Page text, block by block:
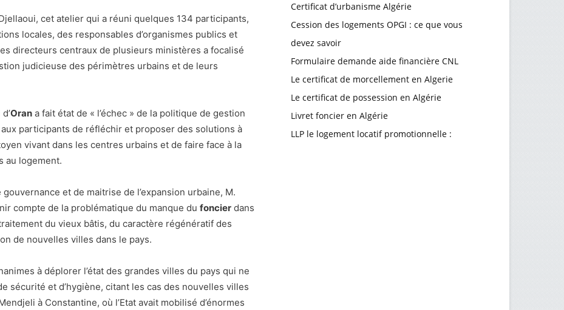
cet atelier qui a réuni quelques 134 participants,
locales, des responsables d’organismes publics et
directeurs centraux de plusieurs ministères a focalisé
judicieuse des périmètres urbains et de leurs
Oran a fait état de « l’échec » de la politique de gestion
participants de réfléchir et proposer des solutions à
vivant dans les centres urbains et de faire face à la
au logement.
et de maitrise de l’expansion urbaine, M.
compte de la problématique du manque du foncier dans
du vieux bâtis, du caractère régénératif des
de nouvelles villes dans le pays.
à déplorer l’état des grandes villes du pays qui ne
sécurité et d’hygiène, citant les cas des nouvelles villes
à Constantine, où l’Etat avait mobilisé d’énormes
Certificat d’urbanisme Algérie
Cession des logements OPGI : ce que vous
devez savoir
Formulaire demande aide financière CNL
Le certificat de morcellement en Algerie
Le certificat de possession en Algérie
Livret foncier en Algérie
LLP le logement locatif promotionnelle :